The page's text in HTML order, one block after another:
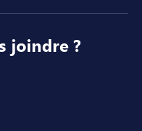
joindre ?